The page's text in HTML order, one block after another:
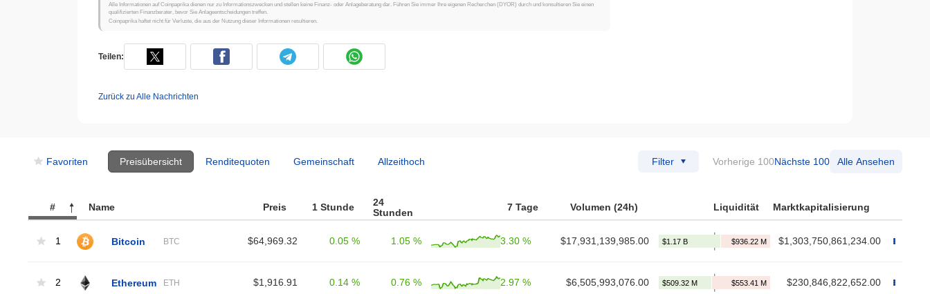
Alle Informationen auf Coinpaprika dienen nur zu Informationszwecken und stellen keine Finanz- oder Anlageberatung dar. Führen Sie immer Ihre eigenen Recherchen (DYOR) durch und konsultieren Sie einen
qualifizierten Finanzberater, bevor Sie Anlageentscheidungen treffen.
Coinpaprika haftet nicht für Verluste, die aus der Nutzung dieser Informationen resultieren.
Teilen:
Zurück zu Alle Nachrichten
Favoriten Preisübersicht Renditequoten Gemeinschaft Allzeithoch Filter Vorherige 100Nächste 100 Alle Ansehen
# Name Preis 1 Stunde
24
Stunden
7 Tage Volumen (24h) Liquidität Marktkapitalisierung
1 Bitcoin BTC $64,969.32 0.05 % 1.05 % 3.30 % $17,931,139,985.00 $1,303,750,861,234.00
2 Ethereum ETH $1,916.91 0.14 % 0.76 % 2.97 % $6,505,993,076.00 $230,846,822,652.00